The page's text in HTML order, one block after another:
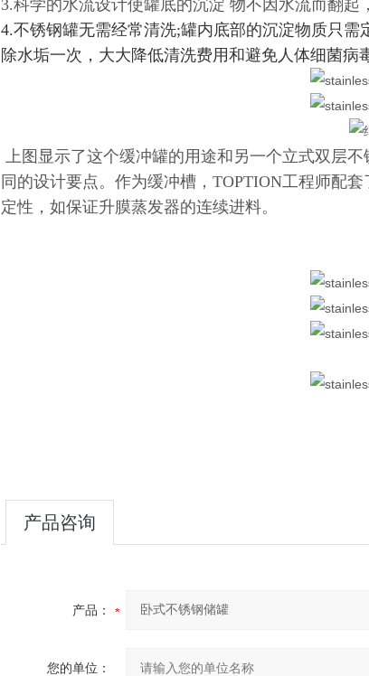
3.科学的水流设计使罐底的沉淀 物不因水流而翻起
4.不锈钢罐无需经常清洗;罐内底部的沉淀物质只
除水垢一次，大大降低清洗费用和避免人体细菌病
上图显示了这个缓冲罐的用途和另一个立式双层
同的设计要点。作为缓冲槽，TOPTION工程师配
定性，如保证升膜蒸发器的连续进料。
产品咨询
产品：
您的单位：